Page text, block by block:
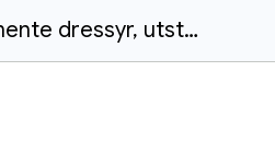
Tävlingsreglemente dressyr, utställning & western feb -26